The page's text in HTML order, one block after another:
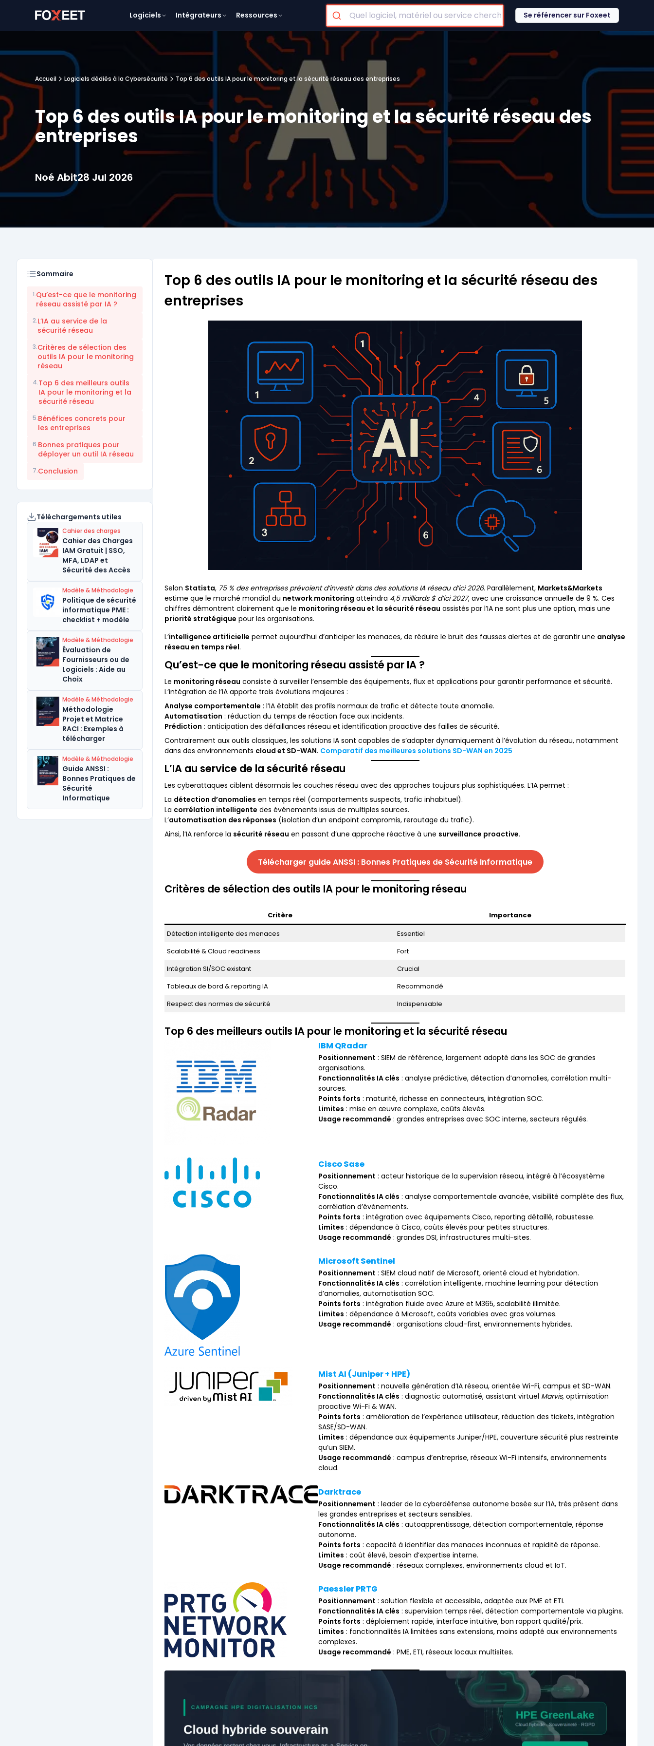
Logiciels Intégrateurs Ressources Se référencer sur Foxeet
Accueil Logiciels dédiés à la Cybersécurité Top 6 des outils IA pour le monitoring et la sécurité réseau des entreprises
Top 6 des outils IA pour le monitoring et la sécurité réseau des
entreprises
Noé Abit28 Jul 2026
Sommaire
1.Qu’est-ce que le monitoring
réseau assisté par IA ?
2.L’IA au service de la
sécurité réseau
3.Critères de sélection des
outils IA pour le monitoring
réseau
4.Top 6 des meilleurs outils
IA pour le monitoring et la
sécurité réseau
5.Bénéfices concrets pour
les entreprises
6.Bonnes pratiques pour
déployer un outil IA réseau
7.Conclusion
Téléchargements utiles
Cahier des charges
Cahier des Charges
IAM Gratuit | SSO,
MFA, LDAP et
Sécurité des Accès
Modèle & Méthodologie
Politique de sécurité
informatique PME :
checklist + modèle
Modèle & Méthodologie
Évaluation de
Fournisseurs ou de
Logiciels : Aide au
Choix
Modèle & Méthodologie
Méthodologie
Projet et Matrice
RACI : Exemples à
télécharger
Modèle & Méthodologie
Guide ANSSI :
Bonnes Pratiques de
Sécurité
Informatique
Top 6 des outils IA pour le monitoring et la sécurité réseau des
entreprises
Selon Statista, 75 % des entreprises prévoient d’investir dans des solutions IA réseau d’ici 2026. Parallèlement, Markets&Markets
estime que le marché mondial du network monitoring atteindra 4,5 milliards $ d’ici 2027, avec une croissance annuelle de 9 %. Ces
chiffres démontrent clairement que le monitoring réseau et la sécurité réseau assistés par l’IA ne sont plus une option, mais une
priorité stratégique pour les organisations.
L’intelligence artificielle permet aujourd’hui d’anticiper les menaces, de réduire le bruit des fausses alertes et de garantir une analyse
réseau en temps réel.
Qu’est-ce que le monitoring réseau assisté par IA ?
Le monitoring réseau consiste à surveiller l’ensemble des équipements, flux et applications pour garantir performance et sécurité.
L’intégration de l’IA apporte trois évolutions majeures :
Analyse comportementale : l’IA établit des profils normaux de trafic et détecte toute anomalie.
Automatisation : réduction du temps de réaction face aux incidents.
Prédiction : anticipation des défaillances réseau et identification proactive des failles de sécurité.
Contrairement aux outils classiques, les solutions IA sont capables de s’adapter dynamiquement à l’évolution du réseau, notamment
dans des environnements cloud et SD-WAN. Comparatif des meilleures solutions SD-WAN en 2025
L’IA au service de la sécurité réseau
Les cyberattaques ciblent désormais les couches réseau avec des approches toujours plus sophistiquées. L’IA permet :
La détection d’anomalies en temps réel (comportements suspects, trafic inhabituel).
La corrélation intelligente des événements issus de multiples sources.
L’automatisation des réponses (isolation d’un endpoint compromis, reroutage du trafic).
Ainsi, l’IA renforce la sécurité réseau en passant d’une approche réactive à une surveillance proactive.
Télécharger guide ANSSI : Bonnes Pratiques de Sécurité Informatique
Critères de sélection des outils IA pour le monitoring réseau
Critère
Importance
Détection intelligente des menaces
Essentiel
Scalabilité & Cloud readiness
Fort
Intégration SI/SOC existant
Crucial
Tableaux de bord & reporting IA
Recommandé
Respect des normes de sécurité
Indispensable
Top 6 des meilleurs outils IA pour le monitoring et la sécurité réseau
IBM QRadar
Positionnement : SIEM de référence, largement adopté dans les SOC de grandes
organisations.
Fonctionnalités IA clés : analyse prédictive, détection d’anomalies, corrélation multi-
sources.
Points forts : maturité, richesse en connecteurs, intégration SOC.
Limites : mise en œuvre complexe, coûts élevés.
Usage recommandé : grandes entreprises avec SOC interne, secteurs régulés.
Cisco Sase
Positionnement : acteur historique de la supervision réseau, intégré à l’écosystème
Cisco.
Fonctionnalités IA clés : analyse comportementale avancée, visibilité complète des flux,
corrélation d’événements.
Points forts : intégration avec équipements Cisco, reporting détaillé, robustesse.
Limites : dépendance à Cisco, coûts élevés pour petites structures.
Usage recommandé : grandes DSI, infrastructures multi-sites.
Microsoft Sentinel
Positionnement : SIEM cloud natif de Microsoft, orienté cloud et hybridation.
Fonctionnalités IA clés : corrélation intelligente, machine learning pour détection
d’anomalies, automatisation SOC.
Points forts : intégration fluide avec Azure et M365, scalabilité illimitée.
Limites : dépendance à Microsoft, coûts variables avec gros volumes.
Usage recommandé : organisations cloud-first, environnements hybrides.
Mist AI (Juniper + HPE)
Positionnement : nouvelle génération d’IA réseau, orientée Wi-Fi, campus et SD-WAN.
Fonctionnalités IA clés : diagnostic automatisé, assistant virtuel Marvis, optimisation
proactive Wi-Fi & WAN.
Points forts : amélioration de l’expérience utilisateur, réduction des tickets, intégration
SASE/SD-WAN.
Limites : dépendance aux équipements Juniper/HPE, couverture sécurité plus restreinte
qu’un SIEM.
Usage recommandé : campus d’entreprise, réseaux Wi-Fi intensifs, environnements
cloud.
Darktrace
Positionnement : leader de la cyberdéfense autonome basée sur l’IA, très présent dans
les grandes entreprises et secteurs sensibles.
Fonctionnalités IA clés : autoapprentissage, détection comportementale, réponse
autonome.
Points forts : capacité à identifier des menaces inconnues et rapidité de réponse.
Limites : coût élevé, besoin d’expertise interne.
Usage recommandé : réseaux complexes, environnements cloud et IoT.
Paessler PRTG
Positionnement : solution flexible et accessible, adaptée aux PME et ETI.
Fonctionnalités IA clés : supervision temps réel, détection comportementale via plugins.
Points forts : déploiement rapide, interface intuitive, bon rapport qualité/prix.
Limites : fonctionnalités IA limitées sans extensions, moins adapté aux environnements
complexes.
Usage recommandé : PME, ETI, réseaux locaux multisites.